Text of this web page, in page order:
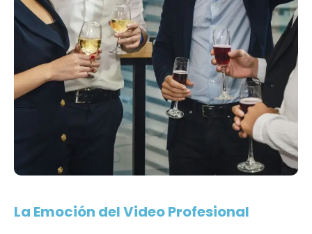
La Emoción del Video Profesional